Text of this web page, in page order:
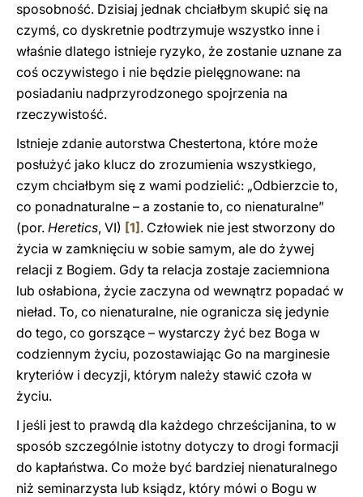
sposobność. Dzisiaj jednak chciałbym skupić się na
czymś, co dyskretnie podtrzymuje wszystko inne i
właśnie dlatego istnieje ryzyko, że zostanie uznane za
coś oczywistego i nie będzie pielęgnowane: na
posiadaniu nadprzyrodzonego spojrzenia na
rzeczywistość.
Istnieje zdanie autorstwa Chestertona, które może
posłużyć jako klucz do zrozumienia wszystkiego,
czym chciałbym się z wami podzielić: „Odbierzcie to,
co ponadnaturalne – a zostanie to, co nienaturalne”
(por. Heretics, VI) [1] . Człowiek nie jest stworzony do
życia w zamknięciu w sobie samym, ale do żywej
relacji z Bogiem. Gdy ta relacja zostaje zaciemniona
lub osłabiona, życie zaczyna od wewnątrz popadać w
nieład. To, co nienaturalne, nie ogranicza się jedynie
do tego, co gorszące – wystarczy żyć bez Boga w
codziennym życiu, pozostawiając Go na marginesie
kryteriów i decyzji, którym należy stawić czoła w
życiu.
I jeśli jest to prawdą dla każdego chrześcijanina, to w
sposób szczególnie istotny dotyczy to drogi formacji
do kapłaństwa. Co może być bardziej nienaturalnego
niż seminarzysta lub ksiądz, który mówi o Bogu w